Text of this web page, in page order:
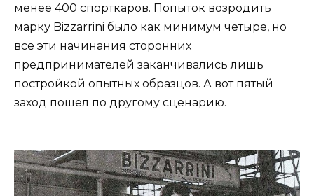
менее 400 спорткаров. Попыток возродить
марку Bizzarrini было как минимум четыре, но
все эти начинания сторонних
предпринимателей заканчивались лишь
постройкой опытных образцов. А вот пятый
заход пошел по другому сценарию.